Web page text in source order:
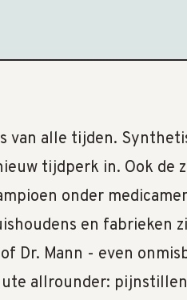
van alle tijden.
tijdperk in. Ook de
onder
en fabrieken
Dr. Mann - even
allrounder: